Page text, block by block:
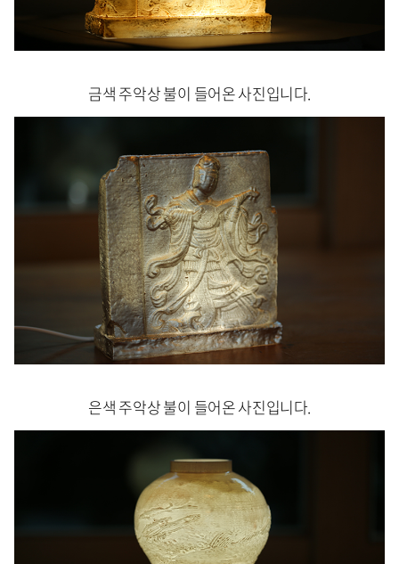
금색 주악상 불이 들어온 사진입니다.
은색 주악상 불이 들어온 사진입니다.